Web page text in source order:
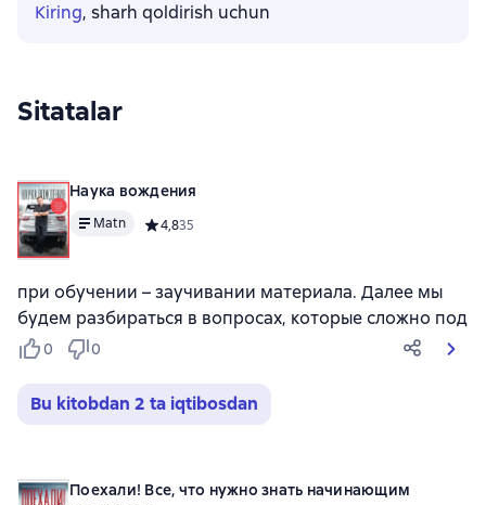
Kiring, sharh qoldirish uchun
Sitatalar
Наука вождения
Matn Средний рейтинг 4,8 на основе 35 оценок
4,835
при обучении – заучивании материала. Далее мы
будем разбираться в вопросах, которые сложно под
0 0
Bu kitobdan 2 ta iqtibosdan
Поехали! Все, что нужно знать начинающим